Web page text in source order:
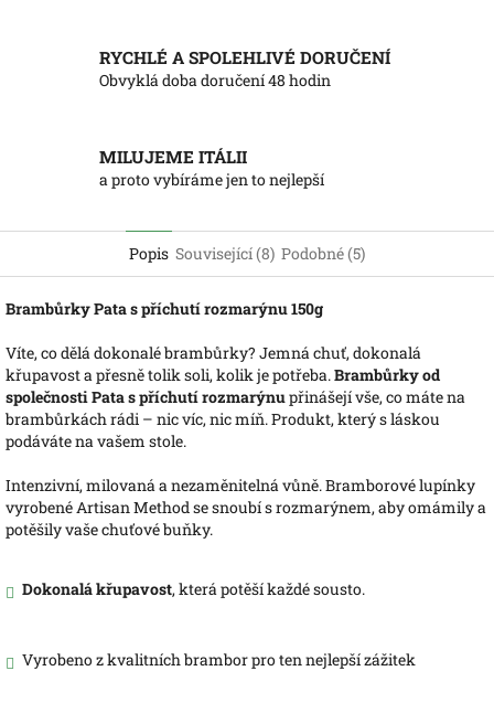
RYCHLÉ A SPOLEHLIVÉ DORUČENÍ
Obvyklá doba doručení 48 hodin
MILUJEME ITÁLII
a proto vybíráme jen to nejlepší
Popis Související (8) Podobné (5)
Brambůrky Pata s příchutí rozmarýnu 150g
Víte, co dělá dokonalé brambůrky? Jemná chuť, dokonalá
křupavost a přesně tolik soli, kolik je potřeba.Brambůrky od
společnosti Pata s příchutí rozmarýnupřinášejí vše, co máte na
brambůrkách rádi – nic víc, nic míň. Produkt, který s láskou
podáváte na vašem stole.
Intenzivní, milovaná a nezaměnitelná vůně. Bramborové lupínky
vyrobené Artisan Method se snoubí s rozmarýnem, aby omámily a
potěšily vaše chuťové buňky.
Dokonalá křupavost, která potěší každé sousto.
Vyrobeno z kvalitních brambor pro ten nejlepší zážitek